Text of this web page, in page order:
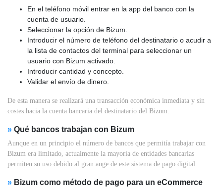
En el teléfono móvil entrar en la app del banco con la
cuenta de usuario.
Seleccionar la opción de Bizum.
Introducir el número de teléfono del destinatario o acudir a
la lista de contactos del terminal para seleccionar un
usuario con Bizum activado.
Introducir cantidad y concepto.
Validar el envío de dinero.
De esta manera se realizará una transacción económica inmediata y sin
costes hacia la cuenta bancaria del destinatario del Bizum.
» Qué bancos trabajan con Bizum
Aunque en un principio el número de bancos que permitía trabajar con
Bizum era limitado, actualmente la mayoría de entidades bancarias
permiten su uso debido al gran auge de este sistema de pago digital.
» Bizum como método de pago para un eCommerce